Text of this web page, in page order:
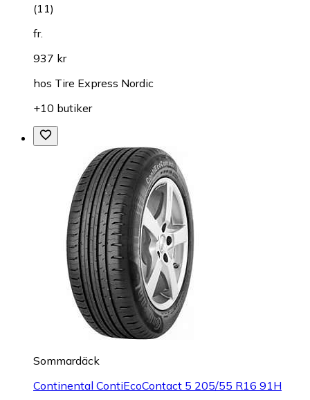
(11)
fr.
937 kr
hos Tire Express Nordic
+10 butiker
Sommardäck
Continental ContiEcoContact 5 205/55 R16 91H